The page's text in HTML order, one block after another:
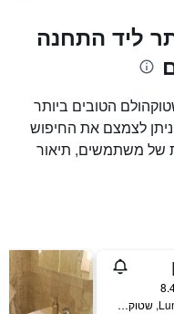
ליד התחנה
הטובים ביותר
לצמצם את החיפוש
של משתמשים, תיאור
Luntmakargatan 73, שטוקהולם, מחוז סטוקהולם, שוודיה